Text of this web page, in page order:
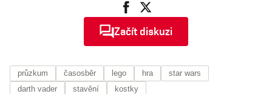
Začít diskuzi
průzkum časosběr lego hra
star wars
darth vader
stavění kostky